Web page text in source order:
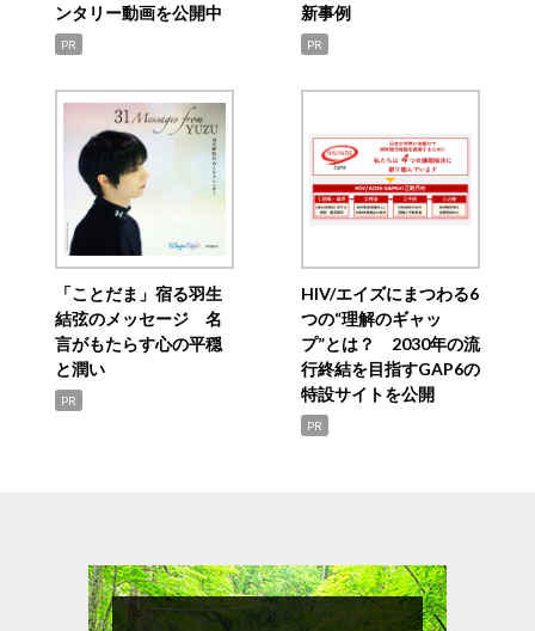
ンタリー動画を公開中
PR
新事例
PR
「ことだま」宿る羽生
結弦のメッセージ 名
言がもたらす心の平穏
と潤い
PR
HIV/エイズにまつわる6
つの“理解のギャッ
プ”とは？ 2030年の流
行終結を目指すGAP6の
特設サイトを公開
PR